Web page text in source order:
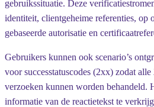
gebruikssituatie. Deze
identiteit, clientgeheime referenties, op
gebaseerde autorisatie en
Gebruikers kunnen ook scenario’s
voor successtatuscodes (2xx) zodat
verzoeken kunnen worden behandeld.
informatie van de reactietekst te